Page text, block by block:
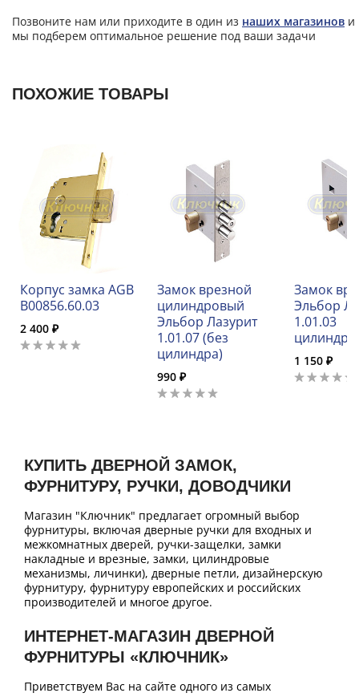
Позвоните нам или приходите в один из наших магазинов и
мы подберем оптимальное решение под ваши задачи
ПОХОЖИЕ ТОВАРЫ
Корпус замка AGB
B00856.60.03
2 400 ₽
Замок врезной
цилиндровый
Эльбор Лазурит
1.01.07 (без
цилиндра)
990 ₽
Замок
Эльбор
1.01.03
1 150 ₽
КУПИТЬ ДВЕРНОЙ ЗАМОК,
ФУРНИТУРУ, РУЧКИ, ДОВОДЧИКИ
Магазин "Ключник" предлагает огромный выбор
фурнитуры, включая дверные ручки для входных и
межкомнатных дверей, ручки-защелки, замки
накладные и врезные, замки, цилиндровые
механизмы, личинки), дверные петли, дизайнерскую
фурнитуру, фурнитуру европейских и российских
производителей и многое другое.
ИНТЕРНЕТ-МАГАЗИН ДВЕРНОЙ
ФУРНИТУРЫ «КЛЮЧНИК»
Приветствуем Вас на сайте одного из самых